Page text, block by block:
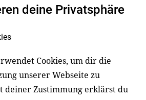
Schwierigkeiten dabei.
an Erzieher*innen,
andere
Dafür arbeiten wir eng
wissenschaftlichen
deine Privatsphäre
Cookies, um dir die
unserer Webseite zu
deiner Zustimmung erklärst du